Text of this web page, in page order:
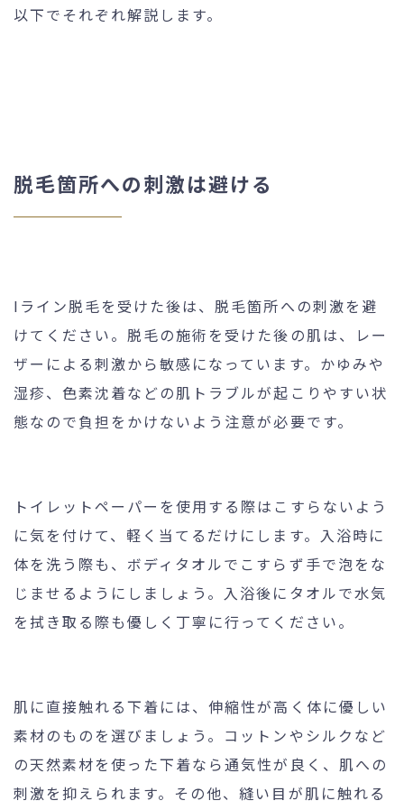
以下でそれぞれ解説します。
脱毛箇所への刺激は避ける
Iライン脱毛を受けた後は、脱毛箇所への刺激を避
けてください。脱毛の施術を受けた後の肌は、レー
ザーによる刺激から敏感になっています。かゆみや
湿疹、色素沈着などの肌トラブルが起こりやすい状
態なので負担をかけないよう注意が必要です。
トイレットペーパーを使用する際はこすらないよう
に気を付けて、軽く当てるだけにします。入浴時に
体を洗う際も、ボディタオルでこすらず手で泡をな
じませるようにしましょう。入浴後にタオルで水気
を拭き取る際も優しく丁寧に行ってください。
肌に直接触れる下着には、伸縮性が高く体に優しい
素材のものを選びましょう。コットンやシルクなど
の天然素材を使った下着なら通気性が良く、肌への
刺激を抑えられます。その他、縫い目が肌に触れる